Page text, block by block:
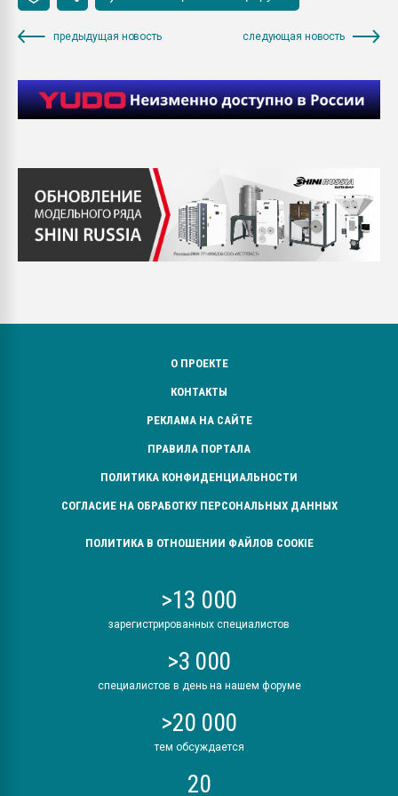
предыдущая новость следующая новость
О ПРОЕКТЕ
КОНТАКТЫ
РЕКЛАМА НА САЙТЕ
ПРАВИЛА ПОРТАЛА
ПОЛИТИКА КОНФИДЕНЦИАЛЬНОСТИ
СОГЛАСИЕ НА ОБРАБОТКУ ПЕРСОНАЛЬНЫХ ДАННЫХ
ПОЛИТИКА В ОТНОШЕНИИ ФАЙЛОВ COOKIE
>13 000
зарегистрированных специалистов
>3 000
специалистов в день на нашем форуме
>20 000
тем обсуждается
20